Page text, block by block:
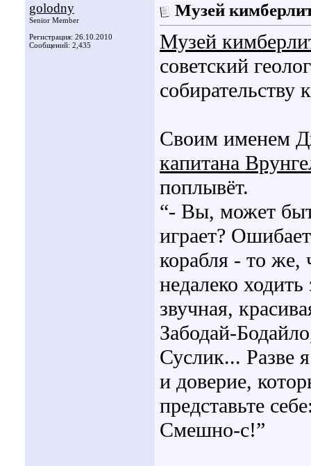
golodny
Senior Member
Регистрация: 26.10.2010
Сообщений: 2,435
Музей
Музей
советский
Своим именем
капитана
поплывёт.
“- Вы, может
играет?
корабля - то же,
недалеко
звучная,
Забодай-
Суслик... Разве
и доверие,
представьте
Смешно-с!”